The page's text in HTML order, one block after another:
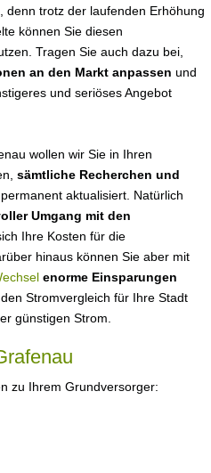
denn trotz der laufenden Erhöhung
können Sie diesen
Tragen Sie auch dazu bei,
an den Markt anpassen und
und seriöses Angebot
wollen wir Sie in Ihren
sämtliche Recherchen und
aktualisiert. Natürlich
Umgang mit den
Ihre Kosten für die
hinaus können Sie aber mit
enorme Einsparungen
Stromvergleich für Ihre Stadt
günstigen Strom.
zu Ihrem Grundversorger: